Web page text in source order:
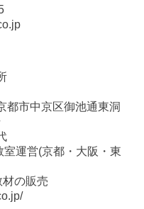
市中京区御池通東洞
運営(京都・大阪・東
材の販売